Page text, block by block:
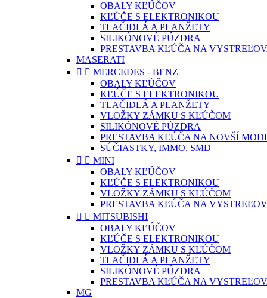
OBALY KĽÚČOV
KĽÚČE S ELEKTRONIKOU
TLAČIDLÁ A PLANŽETY
SILIKÓNOVÉ PÚZDRA
PRESTAVBA KĽÚČA NA
MASERATI
  MERCEDES - BENZ
OBALY KĽÚČOV
KĽÚČE S ELEKTRONIKOU
TLAČIDLÁ A PLANŽETY
VLOŽKY ZÁMKU S KĽÚČOM
SILIKÓNOVÉ PÚZDRA
PRESTAVBA KĽÚČA NA NOVŠÍ
SÚČIASTKY, IMMO, SMD
  MINI
OBALY KĽÚČOV
KĽÚČE S ELEKTRONIKOU
VLOŽKY ZÁMKU S KĽÚČOM
PRESTAVBA KĽÚČA NA
  MITSUBISHI
OBALY KĽÚČOV
KĽÚČE S ELEKTRONIKOU
VLOŽKY ZÁMKU S KĽÚČOM
TLAČIDLÁ A PLANŽETY
SILIKÓNOVÉ PÚZDRA
PRESTAVBA KĽÚČA NA
MG